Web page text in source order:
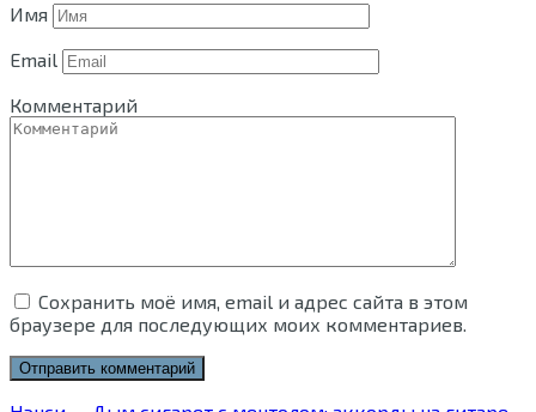
Имя
Email
Комментарий
Сохранить моё имя, email и адрес сайта в этом
браузере для последующих моих комментариев.